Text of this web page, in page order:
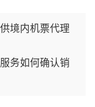
境内机票代理
务如何确认销